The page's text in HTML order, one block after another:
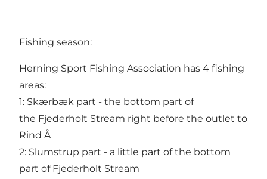
Fishing season:
Herning Sport Fishing Association has 4 fishing
areas:
1: Skærbæk part - the bottom part of
the Fjederholt Stream right before the outlet to
Rind Å
2: Slumstrup part - a little part of the bottom
part of Fjederholt Stream